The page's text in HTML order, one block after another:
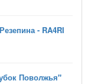
- RA4RI
Поволжья"